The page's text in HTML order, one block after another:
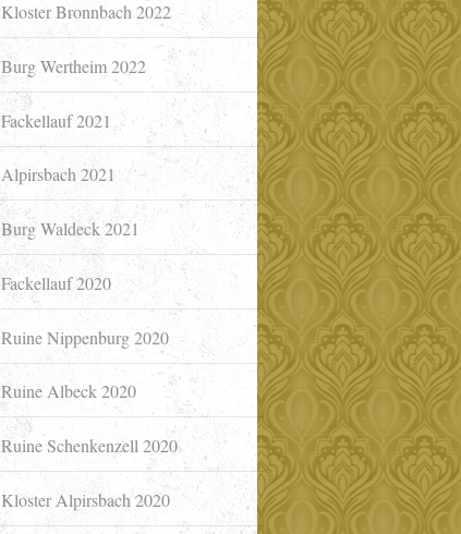
Kloster Bronnbach 2022
Burg Wertheim 2022
Fackellauf 2021
Alpirsbach 2021
Burg Waldeck 2021
Fackellauf 2020
Ruine Nippenburg 2020
Ruine Albeck 2020
Ruine Schenkenzell 2020
Kloster Alpirsbach 2020